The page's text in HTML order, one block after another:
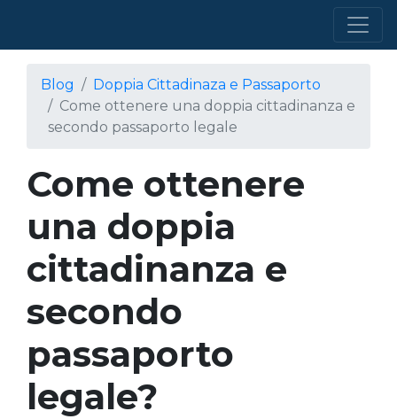
Blog
Doppia Cittadinaza e Passaporto
Come ottenere una doppia cittadinanza e
secondo passaporto legale
Come ottenere
una doppia
cittadinanza e
secondo
passaporto
legale?